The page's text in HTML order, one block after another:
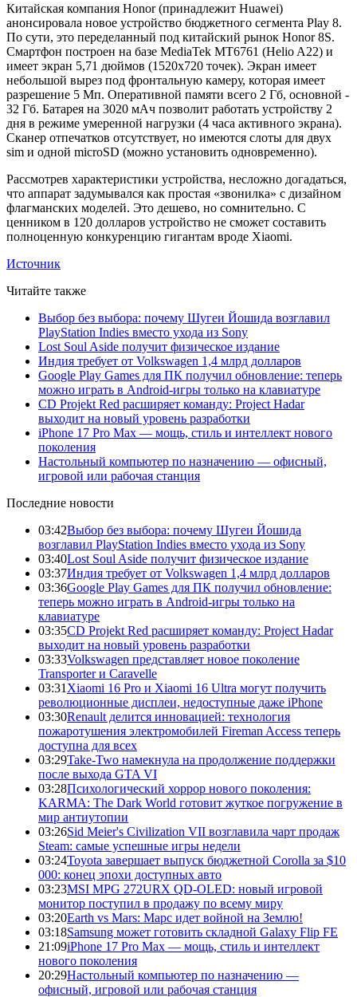
Китайская компания Honor (принадлежит Huawei)
анонсировала новое устройство бюджетного сегмента Play 8.
По сути, это переделанный под китайский рынок Honor 8S.
Смартфон построен на базе MediaTek MT6761 (Helio A22) и
имеет экран 5,71 дюймов (1520х720 точек). Экран имеет
небольшой вырез под фронтальную камеру, которая имеет
разрешение 5 Мп. Оперативной памяти всего 2 Гб, основной -
32 Гб. Батарея на 3020 мАч позволит работать устройству 2
дня в режиме умеренной нагрузки (4 часа активного экрана).
Сканер отпечатков отсутствует, но имеются слоты для двух
sim и одной microSD (можно установить одновременно).
Рассмотрев характеристики устройства, несложно догадаться,
что аппарат задумывался как простая «звонилка» с дизайном
флагманских моделей. Это дешево, но сомнительно. С
ценником в 120 долларов устройство не сможет составить
полноценную конкуренцию гигантам вроде Xiaomi.
Источник
Читайте также
Выбор без выбора: почему Шугеи Йошида возглавил
PlayStation Indies вместо ухода из Sony
Lost Soul Aside получит физическое издание
Индия требует от Volkswagen 1,4 млрд долларов
Google Play Games для ПК получил обновление: теперь
можно играть в Android-игры только на клавиатуре
CD Projekt Red расширяет команду: Project Hadar
выходит на новый уровень разработки
iPhone 17 Pro Max — мощь, стиль и интеллект нового
поколения
Настольный компьютер по назначению — офисный,
игровой или рабочая станция
Последние новости
03:42Выбор без выбора: почему Шугеи Йошида
возглавил PlayStation Indies вместо ухода из Sony
03:40Lost Soul Aside получит физическое издание
03:37Индия требует от Volkswagen 1,4 млрд долларов
03:36Google Play Games для ПК получил обновление:
теперь можно играть в Android-игры только на
клавиатуре
03:35CD Projekt Red расширяет команду: Project Hadar
выходит на новый уровень разработки
03:33Volkswagen представляет новое поколение
Transporter и Caravelle
03:31 Xiaomi 16 Pro и Xiaomi 16 Ultra могут получить
революционные дисплеи, недоступные даже iPhone
03:30Renault делится инновацией: технология
пожаротушения электромобилей Fireman Access теперь
доступна для всех
03:29Take-Two намекнула на продолжение поддержки
после выхода GTA VI
03:28Психологический хоррор нового поколения:
KARMA: The Dark World готовит жуткое погружение в
мир антиутопии
03:26Sid Meier's Civilization VII возглавила чарт продаж
Steam: самые успешные игры недели
03:24Toyota завершает выпуск бюджетной Corolla за $10
000: конец эпохи доступных авто
03:23MSI MPG 272URX QD-OLED: новый игровой
монитор поступил в продажу по всему миру
03:20Earth vs Mars: Марс идет войной на Землю!
03:18Samsung может готовить складной Galaxy Flip FE
21:09iPhone 17 Pro Max — мощь, стиль и интеллект
нового поколения
20:29Настольный компьютер по назначению —
офисный, игровой или рабочая станция